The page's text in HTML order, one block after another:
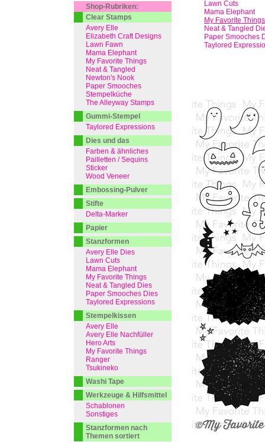
Lawn Cuts
Mama Elephant
My Favorite Things
Neat & Tangled
Paper Smooches
Taylored
Shop-Rubriken:
Clear Stamps
Avery Elle
Elizabeth Craft Designs
Lawn Fawn
Mama Elephant
My Favorite Things
Neat & Tangled
Newton's Nook
Paper Smooches
Stempelküche
The Alleyway Stamps
Gummi-Stempel
Taylored Expressions
Dies und das
Farben & ähnliches
Pailletten / Sequins
Sticker
Wood Veneer
Embossing-Pulver
Stifte
Delta-Marker
Papier
Stanzformen
Avery Elle Dies
Lawn Cuts
Mama Elephant
My Favorite Things
Neat & Tangled Dies
Paper Smooches Dies
Taylored Expressions
Stempelkissen
Avery Elle
Avery Elle Nachfüller
Hero Arts
My Favorite Things
Ranger
Tsukineko
Washi Tape
Werkzeuge & Hilfsmittel
Schablonen
Sonstiges
Stanzformen nach
Themen sortiert